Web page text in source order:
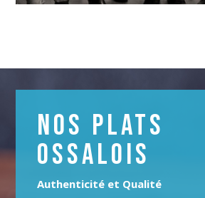
NOS PLATS
OSSALOIS
Authenticité et Qualité